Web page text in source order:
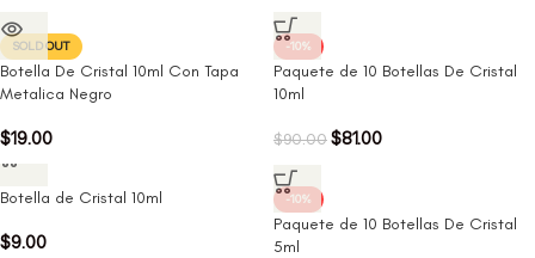
SOLD OUT
Botella De Cristal 10ml Con Tapa
Metalica Negro
$19.00
-10%
Paquete de 10 Botellas De Cristal
10ml
$90.00$81.00
Botella de Cristal 10ml
$9.00
-10%
Paquete de 10 Botellas De Cristal
5ml